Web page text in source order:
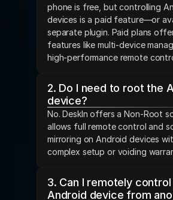
phone is free, but controlling
devices is a paid feature—or
separate plugin. Paid plans
features like multi-device
high-performance remote
2. Do I need to root the
device?
No. DeskIn offers a Non-Root
allows full remote control and
mirroring on Android devices
complex setup or voiding
3. Can I remotely control
Android device from